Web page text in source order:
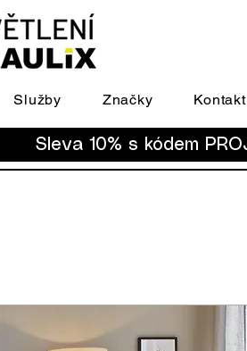
Služby Značky Kontakt
Sleva 10% s kódem